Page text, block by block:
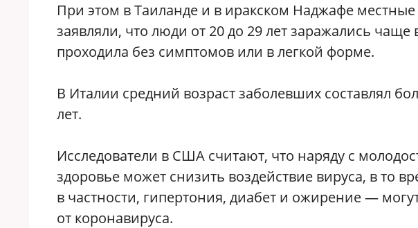
При этом в Таиланде и в иракском Наджафе
заявляли, что люди от 20 до 29 лет заражались чаще
проходила без симптомов или в легкой форме.
В Италии средний возраст заболевших составлял
лет.
Исследователи в США считают, что наряду с
здоровье может снизить воздействие вируса, в то
в частности, гипертония, диабет и ожирение —
от коронавируса.